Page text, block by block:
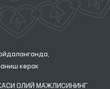
керак
ОЛИЙ МАЖЛИСИНИНГ